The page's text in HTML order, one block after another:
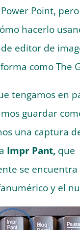
Point,
hacerlo
editor de
como The
tengamos en
guardar
una captura
Impr Pant, que
se
y el